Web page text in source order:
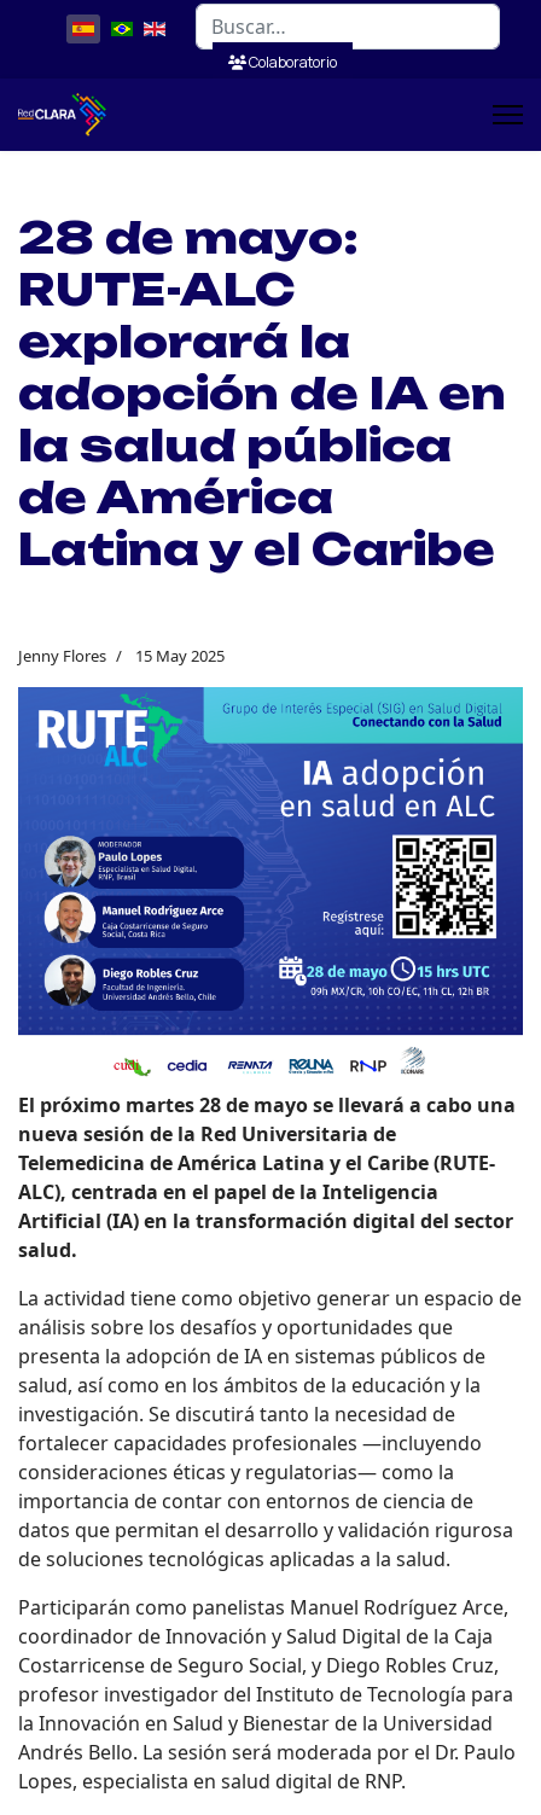
Buscar
Colaboratorio
28 de mayo:
RUTE-ALC
explorará la
adopción de IA en
la salud pública
de América
Latina y el Caribe
Jenny Flores 15 May 2025
El próximo martes 28 de mayo se llevará a cabo una
nueva sesión de la Red Universitaria de
Telemedicina de América Latina y el Caribe (RUTE-
ALC), centrada en el papel de la Inteligencia
Artificial (IA) en la transformación digital del sector
salud.
La actividad tiene como objetivo generar un espacio de
análisis sobre los desafíos y oportunidades que
presenta la adopción de IA en sistemas públicos de
salud, así como en los ámbitos de la educación y la
investigación. Se discutirá tanto la necesidad de
fortalecer capacidades profesionales —incluyendo
consideraciones éticas y regulatorias— como la
importancia de contar con entornos de ciencia de
datos que permitan el desarrollo y validación rigurosa
de soluciones tecnológicas aplicadas a la salud.
Participarán como panelistas Manuel Rodríguez Arce,
coordinador de Innovación y Salud Digital de la Caja
Costarricense de Seguro Social, y Diego Robles Cruz,
profesor investigador del Instituto de Tecnología para
la Innovación en Salud y Bienestar de la Universidad
Andrés Bello. La sesión será moderada por el Dr. Paulo
Lopes, especialista en salud digital de RNP.